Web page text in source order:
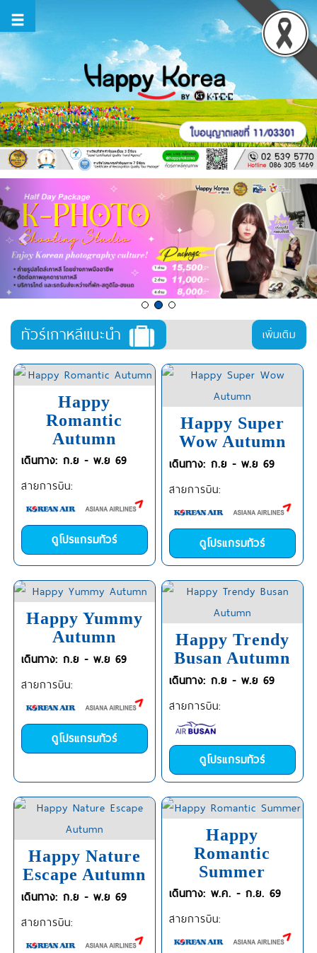
ทัวร์เกาหลีแนะนำ เพิ่มเติม
Happy
Romantic
Autumn
เดินทาง: ก.ย - พ.ย 69
สายการบิน:
ดูโปรแกรมทัวร์
Happy Super
Wow Autumn
เดินทาง: ก.ย - พ.ย 69
สายการบิน:
ดูโปรแกรมทัวร์
Happy Yummy
Autumn
เดินทาง: ก.ย - พ.ย 69
สายการบิน:
ดูโปรแกรมทัวร์
Happy Trendy
Busan Autumn
เดินทาง: ก.ย - พ.ย 69
สายการบิน:
ดูโปรแกรมทัวร์
Happy Nature
Escape Autumn
เดินทาง: ก.ย - พ.ย 69
สายการบิน:
Happy
Romantic
Summer
เดินทาง: พ.ค. - ก.ย. 69
สายการบิน: